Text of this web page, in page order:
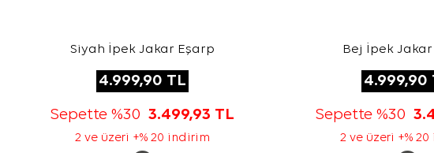
Siyah İpek Jakar Eşarp
4.999,90 TL
Sepette %30 3.499,93 TL
2 ve üzeri +% 20 indirim
Bej İpek
4.999,90
Sepette %30
2 ve üzeri +%